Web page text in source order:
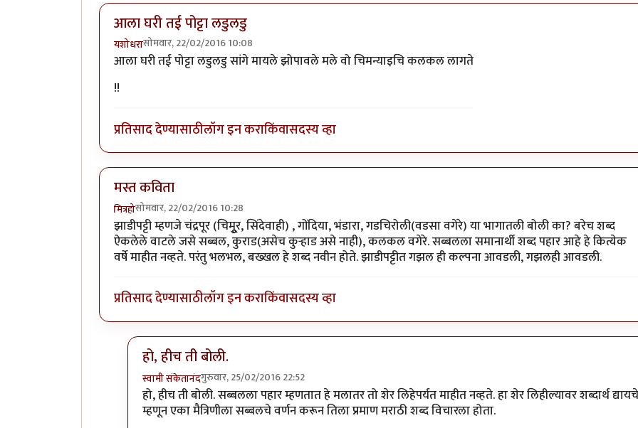
आला घरी तई पोट्टा लडुलडु
यशोधरासोमवार, 22/02/2016 10:08
आला घरी तई पोट्टा लडुलडु सांगे मायले झोपावले मले वो चिमन्याइचि कलकल लागते
!!
प्रतिसाद देण्यासाठीलॉग इन कराकिंवासदस्य व्हा
मस्त कविता
मित्रहोसोमवार, 22/02/2016 10:28
झाडीपट्टी म्हणजे चंद्रपूर (चिमुूर, सिंदेवाही) , गोंदिया, भंडारा, गडचिरोली(वडसा वगेरे) या भागातली बोली का? बरेच शब्द
ऐकलेले वाटले जसे सब्बल, कुराड(असेच कुऱ्हाड असे नाही), कलकल वगेरे. सब्बलला समानार्थी शब्द पहार आहे हे कित्येक
वर्षे माहीत नव्हते. परंतु भलभल, बख्खल हे शब्द नवीन होते. झाडीपट्टीत गझल ही कल्पना आवडली, गझलही आवडली.
प्रतिसाद देण्यासाठीलॉग इन कराकिंवासदस्य व्हा
हो, हीच ती बोली.
स्वामी संकेतानंदगुरुवार, 25/02/2016 22:52
In reply toमस्त कविताbyमित्रहो
हो, हीच ती बोली. सब्बलला पहार म्हणतात हे मलातर तो शेर लिहेपर्यंत माहीत नव्हते. हा शेर लिहील्यावर शब्दार्थ द्यायचे
म्हणून एका मैत्रिणीला सब्बलचे वर्णन करून तिला प्रमाण मराठी शब्द विचारला होता.